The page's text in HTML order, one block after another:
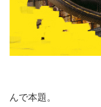
んで本題。